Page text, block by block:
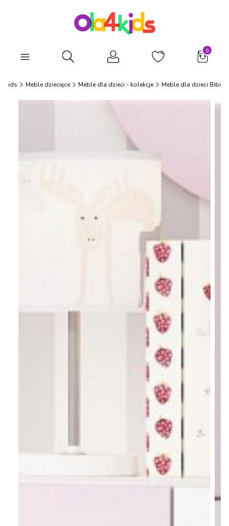
Otwórz wyszukiwarkę
Meble dziecięce Meble dla dzieci - kolekcje Meble dla dzieci Bibi